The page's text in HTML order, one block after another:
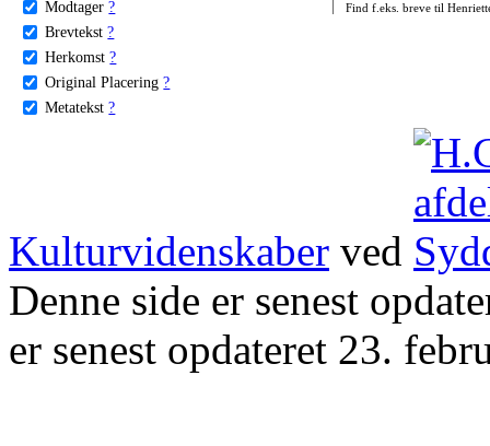
Modtager ?
Brevtekst ?
Herkomst ?
Original Placering ?
Metatekst ?
Find f.eks. breve til
Kulturvidenskaber ved
Denne side er senest
er senest opdateret 23.